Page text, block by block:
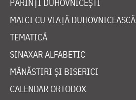
PĂRINȚI DUHOVNICEȘTI
MAICI CU VIAȚĂ DUHOVNICEASCĂ
TEMATICĂ
SINAXAR ALFABETIC
MĂNĂSTIRI ȘI BISERICI
CALENDAR ORTODOX